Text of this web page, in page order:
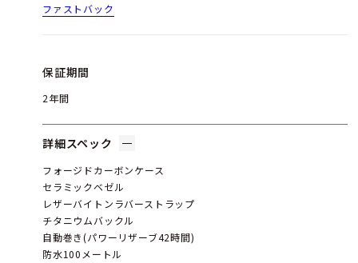
ファストバック
保証期間
2年間
詳細スペック
フォージドカーボンケース
セラミックベゼル
レザーバイトンラバーストラップ
チタニウムバックル
自動巻き(パワーリザーブ42時間)
防水100メートル